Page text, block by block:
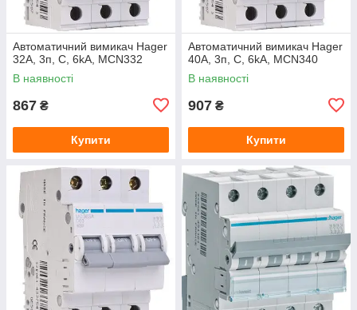
Автоматичний вимикач Hager
32A, 3п, C, 6kA, MCN332
В наявності
867 ₴
Купити
Автоматичний вимикач Hager
40A, 3п, C, 6kA, MCN340
В наявності
907 ₴
Купити